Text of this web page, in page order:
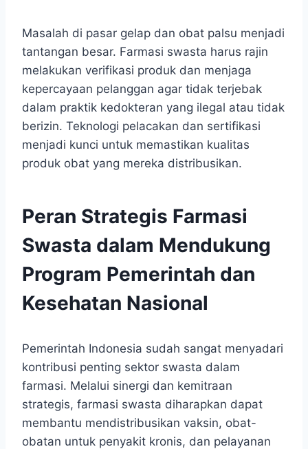
Masalah di pasar gelap dan obat palsu menjadi
tantangan besar. Farmasi swasta harus rajin
melakukan verifikasi produk dan menjaga
kepercayaan pelanggan agar tidak terjebak
dalam praktik kedokteran yang ilegal atau tidak
berizin. Teknologi pelacakan dan sertifikasi
menjadi kunci untuk memastikan kualitas
produk obat yang mereka distribusikan.
Peran Strategis Farmasi
Swasta dalam Mendukung
Program Pemerintah dan
Kesehatan Nasional
Pemerintah Indonesia sudah sangat menyadari
kontribusi penting sektor swasta dalam
farmasi. Melalui sinergi dan kemitraan
strategis, farmasi swasta diharapkan dapat
membantu mendistribusikan vaksin, obat-
obatan untuk penyakit kronis, dan pelayanan